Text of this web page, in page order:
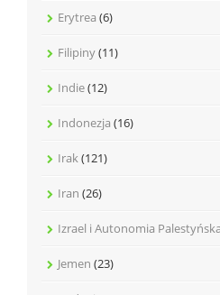
Erytrea (6)
Filipiny(11)
Indie(12)
Indonezja (16)
Irak(121)
Iran (26)
Izrael i Autonomia Palestyńska
Jemen (23)